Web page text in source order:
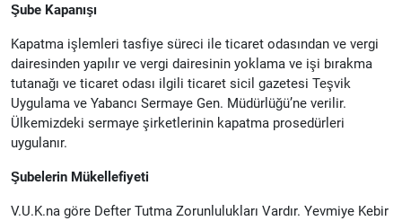
Şube Kapanışı
Kapatma işlemleri tasfiye süreci ile ticaret odasından ve vergi
dairesinden yapılır ve vergi dairesinin yoklama ve işi bırakma
tutanağı ve ticaret odası ilgili ticaret sicil gazetesi Teşvik
Uygulama ve Yabancı Sermaye Gen. Müdürlüğü’ne verilir.
Ülkemizdeki sermaye şirketlerinin kapatma prosedürleri
uygulanır.
Şubelerin Mükellefiyeti
V.U.K.na göre Defter Tutma Zorunlulukları Vardır. Yevmiye Kebir